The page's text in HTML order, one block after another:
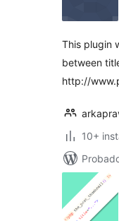
This plugin
between
http://
10+